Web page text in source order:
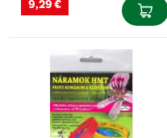
9,29 €